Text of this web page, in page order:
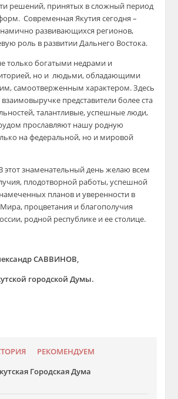
решений, принятых в сложный период
Современная Якутия сегодня –
развивающихся регионов,
роль в развитии Дальнего Востока.
только богатыми недрами и
но и людьми, обладающими
самоотверженным характером. Здесь
представители более ста
талантливые, успешные люди,
прославляют нашу родную
на федеральной, но и мировой
этот знаменательный день желаю всем
плодотворной работы, успешной
планов и уверенности в
процветания и благополучия
родной республике и ее столице.
САВВИНОВ,
городской Думы.
РЕКОМЕНДУЕМ
Городская Дума